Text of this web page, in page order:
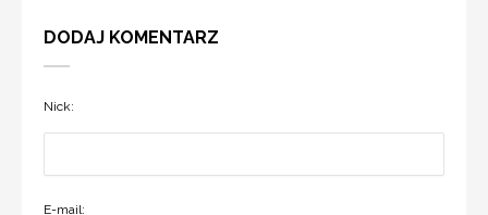
DODAJ KOMENTARZ
Nick:
E-mail: